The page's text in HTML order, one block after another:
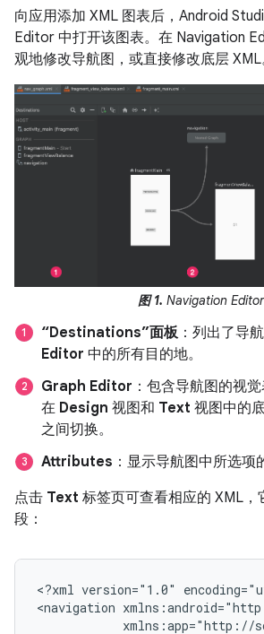
向应用添加 XML 图表后，Android
Editor 中打开该图表。 在 Navigation
观地修改导航图，或直接修改底层 XML
图 1. Navigation Editor
“Destinations”面板：列出了导
Editor 中的所有目的地。
Graph Editor ：包含导航图的视
在 Design 视图和 Text 视图中的
之间切换。
Attributes ：显示导航图中所选项
点击 Text 标签页可查看相应的 XML
段：
<?xml version="1.0"
<navigation